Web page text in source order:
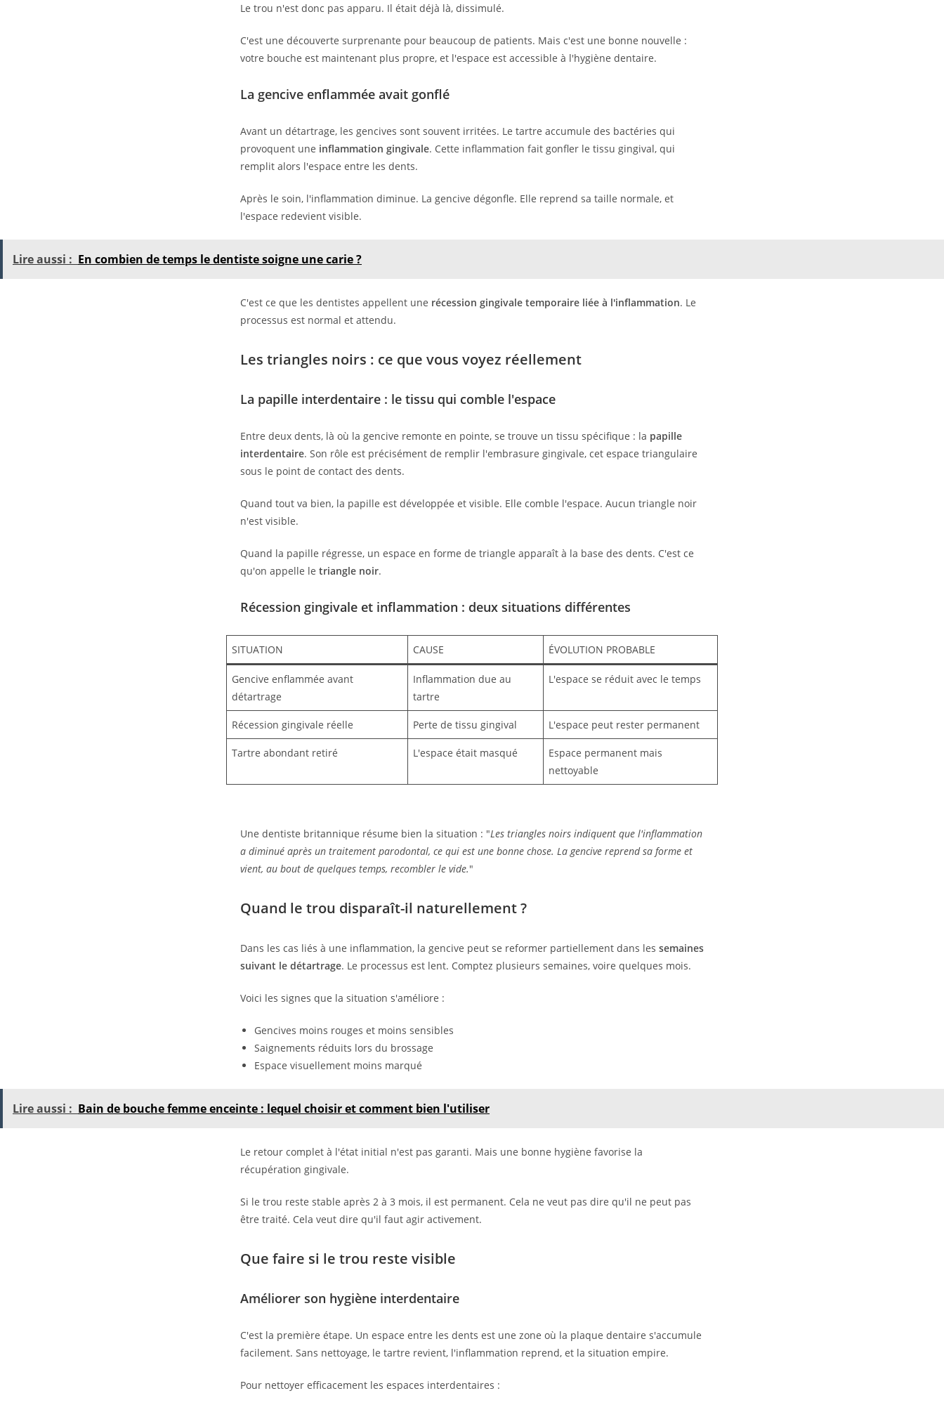
Le trou n'est donc pas apparu. Il était déjà là, dissimulé.
C'est une découverte surprenante pour beaucoup de patients. Mais c'est une bonne nouvelle :
votre bouche est maintenant plus propre, et l'espace est accessible à l'hygiène dentaire.
La gencive enflammée avait gonflé
Avant un détartrage, les gencives sont souvent irritées. Le tartre accumule des bactéries qui
provoquent une inflammation gingivale. Cette inflammation fait gonfler le tissu gingival, qui
remplit alors l'espace entre les dents.
Après le soin, l'inflammation diminue. La gencive dégonfle. Elle reprend sa taille normale, et
l'espace redevient visible.
Lire aussi : En combien de temps le dentiste soigne une carie ?
C'est ce que les dentistes appellent une récession gingivale temporaire liée à l'inflammation. Le
processus est normal et attendu.
Les triangles noirs : ce que vous voyez réellement
La papille interdentaire : le tissu qui comble l'espace
Entre deux dents, là où la gencive remonte en pointe, se trouve un tissu spécifique : la papille
interdentaire. Son rôle est précisément de remplir l'embrasure gingivale, cet espace triangulaire
sous le point de contact des dents.
Quand tout va bien, la papille est développée et visible. Elle comble l'espace. Aucun triangle noir
n'est visible.
Quand la papille régresse, un espace en forme de triangle apparaît à la base des dents. C'est ce
qu'on appelle le triangle noir.
Récession gingivale et inflammation : deux situations différentes
SITUATION CAUSE ÉVOLUTION PROBABLE
Gencive enflammée avant
détartrage
Inflammation due au
tartre
L'espace se réduit avec le temps
Récession gingivale réelle Perte de tissu gingival L'espace peut rester permanent
Tartre abondant retiré L'espace était masqué
Espace permanent mais
nettoyable
Une dentiste britannique résume bien la situation : "Les triangles noirs indiquent que l'inflammation
a diminué après un traitement parodontal, ce qui est une bonne chose. La gencive reprend sa forme et
vient, au bout de quelques temps, recombler le vide."
Quand le trou disparaît-il naturellement ?
Dans les cas liés à une inflammation, la gencive peut se reformer partiellement dans les semaines
suivant le détartrage. Le processus est lent. Comptez plusieurs semaines, voire quelques mois.
Voici les signes que la situation s'améliore :
Gencives moins rouges et moins sensibles
Saignements réduits lors du brossage
Espace visuellement moins marqué
Lire aussi : Bain de bouche femme enceinte : lequel choisir et comment bien l'utiliser
Le retour complet à l'état initial n'est pas garanti. Mais une bonne hygiène favorise la
récupération gingivale.
Si le trou reste stable après 2 à 3 mois, il est permanent. Cela ne veut pas dire qu'il ne peut pas
être traité. Cela veut dire qu'il faut agir activement.
Que faire si le trou reste visible
Améliorer son hygiène interdentaire
C'est la première étape. Un espace entre les dents est une zone où la plaque dentaire s'accumule
facilement. Sans nettoyage, le tartre revient, l'inflammation reprend, et la situation empire.
Pour nettoyer efficacement les espaces interdentaires :